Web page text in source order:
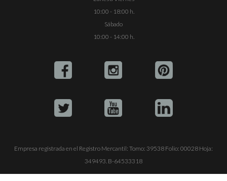
10:00 - 18:00 h.
Sábado
10:00 - 14:00 h.
Empresa registrada en el Registro Mercantil: Tomo: 39538 Folio: 00028 Hoja:
349493. B-64533318